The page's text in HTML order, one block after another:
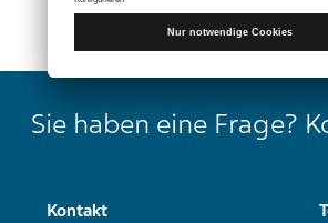
Sie haben eine Frage?
Kontakt